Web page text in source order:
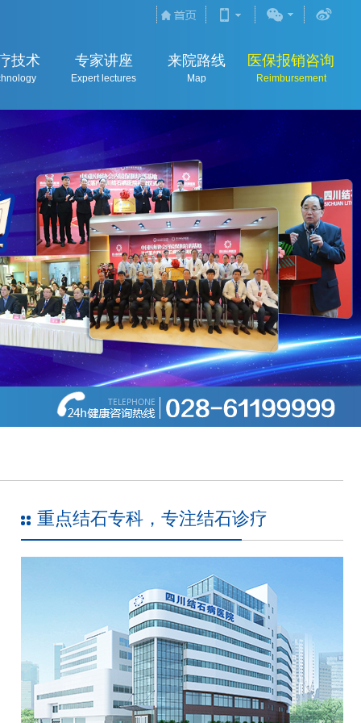
技术 专家讲座
Expert lectures
来院路线
Map
医保报销咨询
Reimbursement
重点结石专科，专注结石诊疗